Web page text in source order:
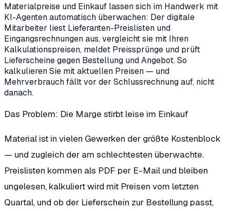
Materialpreise und Einkauf lassen sich im Handwerk mit
KI-Agenten automatisch überwachen: Der digitale
Mitarbeiter liest Lieferanten-Preislisten und
Eingangsrechnungen aus, vergleicht sie mit Ihren
Kalkulationspreisen, meldet Preissprünge und prüft
Lieferscheine gegen Bestellung und Angebot. So
kalkulieren Sie mit aktuellen Preisen — und
Mehrverbrauch fällt vor der Schlussrechnung auf, nicht
danach.
Das Problem: Die Marge stirbt leise im Einkauf
Material ist in vielen Gewerken der größte Kostenblock
— und zugleich der am schlechtesten überwachte.
Preislisten kommen als PDF per E-Mail und bleiben
ungelesen, kalkuliert wird mit Preisen vom letzten
Quartal, und ob der Lieferschein zur Bestellung passt,